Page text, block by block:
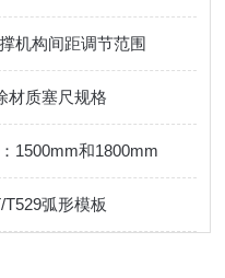
机构间距调节范围
材质塞尺规格
1500mm和1800mm
弧形模板